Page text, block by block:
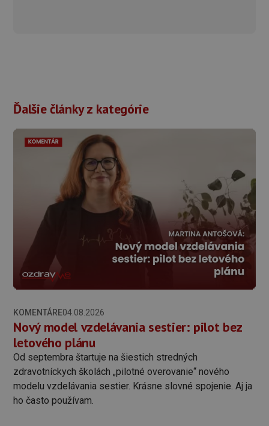
Ďalšie články z kategórie
KOMENTÁRE04.08.2026
Nový model vzdelávania sestier: pilot bez
letového plánu
Od septembra štartuje na šiestich stredných
zdravotníckych školách „pilotné overovanie“ nového
modelu vzdelávania sestier. Krásne slovné spojenie. Aj ja
ho často používam.